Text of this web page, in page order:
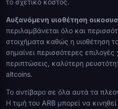
το σχετικό κόστος.
Αυξανόμενη υιοθέτηση
περιλαμβάνεται όλο και
στοιχήματα καθώς η υιοθέτηση
σημαίνει περισσότερες επιλογές
περιπτώσεις, καλύτερη
altcoins.
Το αντίβαρο σε όλα αυτά τα
Η τιμή του ARB μπορεί να